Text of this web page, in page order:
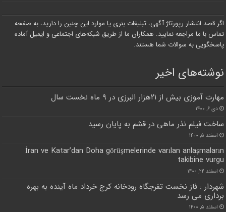
اگر قصد انتشار رپورتاژ آگهی، تبلیغات بنری یا موارد این چنین را دارید، به صفحه
تماس با ما مراجعه نمایید. همکاران ما از طریق شبکه‌های اجتماعی و ایمیل آماده
پاسخگویی به سوالات شما هستند.
نوشته‌های اخیر
مهارت آموزی بیش از ۲۱هزار البرزی در ۹ ماه نخست سال
دی ۶, ۱۴۰۰
ساخت فیلم نذر ماهی در قشم به پایان رسید
اسفند ۵, ۱۴۰۰
İran ve Katar’dan Doha görüşmelerinde varılan anlaşmaların
takibine vurgu
اسفند ۲۲, ۱۴۰۰
شهردار : فاز نخست تفرجگاه رودخانه کرج خرداد ماه آینده به بهره
برداری می رسد
اسفند ۵, ۱۴۰۰